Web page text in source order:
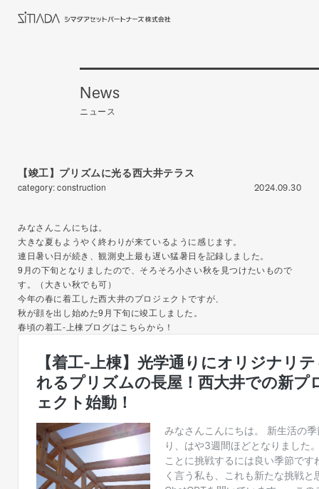
News
ニュース
【竣工】プリズムに光る西大井テラス
category: construction 2024.09.30
みなさんこんにちは。
大きな夏もようやく終わりが来ているように感じます。
連日暑い日が続き、観測史上最も遅い猛暑日を記録しました。
9月の下旬となりましたので、そろそろ小さい秋を見つけたいもので
す。（大きい秋でも可）
今年の春に着工した西大井のプロジェクトですが、
秋が顔を出し始めた9月下旬に竣工しました。
春頃の着工-上棟ブログはこちらから！